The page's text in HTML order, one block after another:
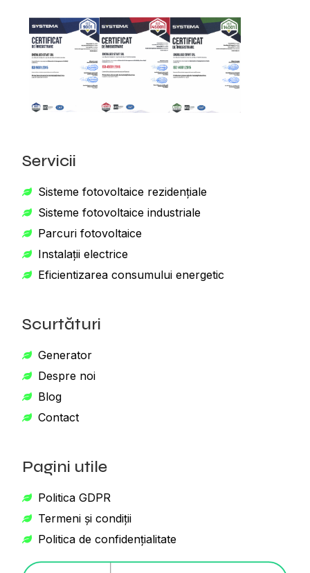
Servicii
Sisteme fotovoltaice rezidențiale
Sisteme fotovoltaice industriale
Parcuri fotovoltaice
Instalații electrice
Eficientizarea consumului energetic
Scurtături
Generator
Despre noi
Blog
Contact
Pagini utile
Politica GDPR
Termeni și condiții
Politica de confidențialitate